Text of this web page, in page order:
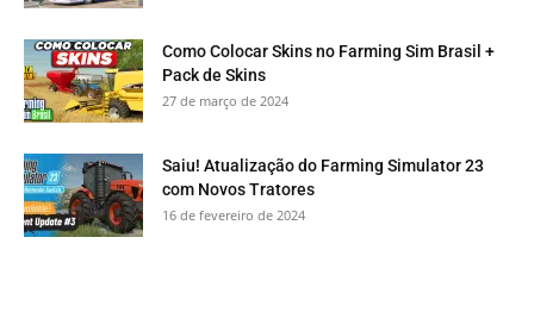
Como Colocar Skins no Farming Sim Brasil +
Pack de Skins
27 de março de 2024
Saiu! Atualização do Farming Simulator 23
com Novos Tratores
16 de fevereiro de 2024